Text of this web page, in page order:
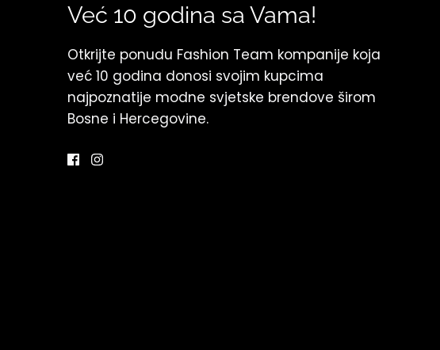
Već 10 godina sa Vama!
Otkrijte ponudu Fashion Team kompanije koja
već 10 godina donosi svojim kupcima
najpoznatije modne svjetske brendove širom
Bosne i Hercegovine.